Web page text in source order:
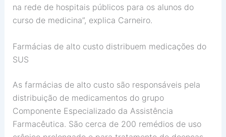
na rede de hospitais públicos para os alunos do
curso de medicina”, explica Carneiro.
Farmácias de alto custo distribuem medicações do
SUS
As farmácias de alto custo são responsáveis pela
distribuição de medicamentos do grupo
Componente Especializado da Assistência
Farmacêutica. São cerca de 200 remédios de uso